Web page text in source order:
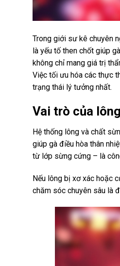
Trong giới sư kê chuyên
là yếu tố then chốt giúp
không chỉ mang giá trị
Việc tối ưu hóa các thực
trạng thái lý tưởng nhất.
Vai trò của
Hệ thống lông và chất
giúp gà điều hòa thân
từ lớp sừng cứng – là
Nếu lông bị xơ xác hoặc
chăm sóc chuyên sâu là